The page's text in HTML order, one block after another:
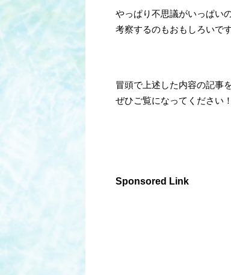
やっぱり不思議がいっぱい
考察するのもおもしろいで
冒頭で上述した内容の記事
ぜひご覧になってください
Sponsored Link